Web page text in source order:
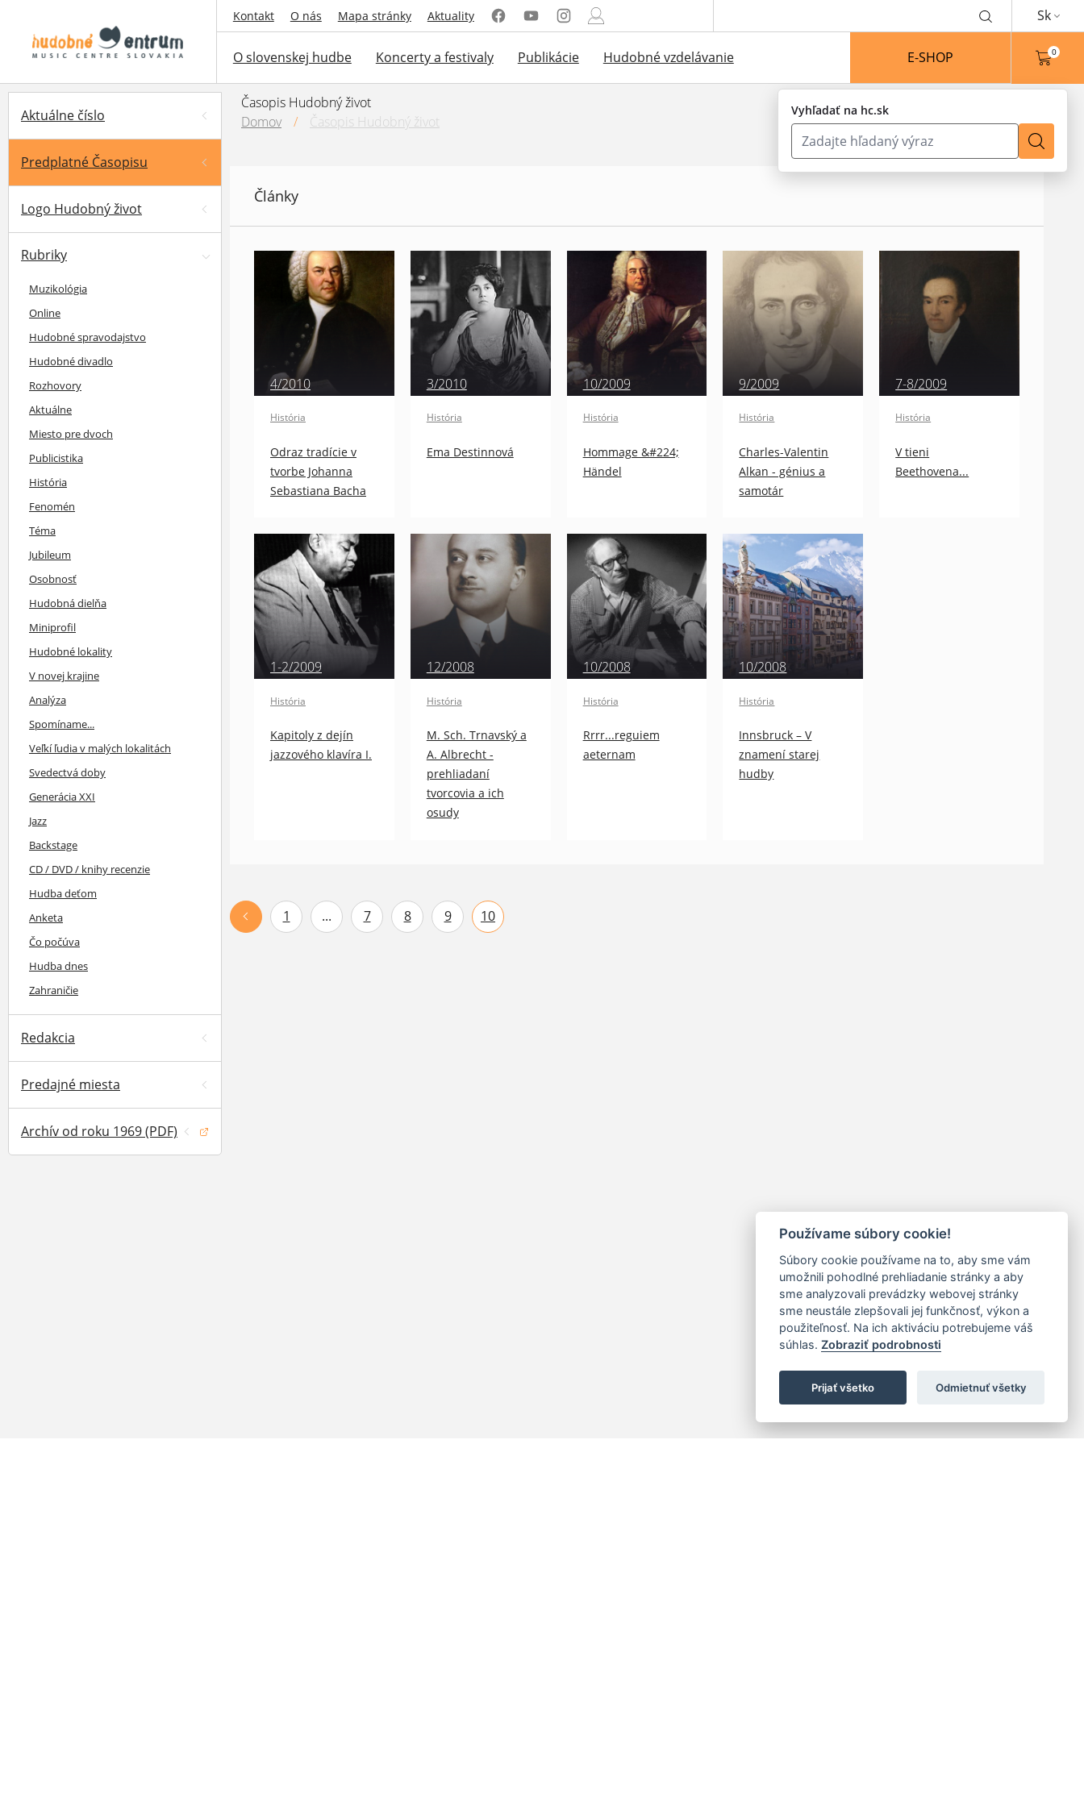
Kontakt O nás Mapa stránky Aktuality
Vyhľadať na hc.sk
Sk
O slovenskej hudbe Koncerty a festivaly Publikácie Hudobné vzdelávanie E-SHOP 0
Aktuálne číslo
Predplatné Časopisu
Logo Hudobný život
Rubriky
Muzikológia
Online
Hudobné spravodajstvo
Hudobné divadlo
Rozhovory
Aktuálne
Miesto pre dvoch
Publicistika
História
Fenomén
Téma
Jubileum
Osobnosť
Hudobná dielňa
Miniprofil
Hudobné lokality
V novej krajine
Analýza
Spomíname...
Veľkí ľudia v malých lokalitách
Svedectvá doby
Generácia XXI
Jazz
Backstage
CD / DVD / knihy recenzie
Hudba deťom
Anketa
Čo počúva
Hudba dnes
Zahraničie
Redakcia
Predajné miesta
Archív od roku 1969 (PDF)
(otvorí sa v novom okne)
Časopis Hudobný život
Domov
/ Časopis Hudobný život
Články
4/2010
História
Odraz tradície v
tvorbe Johanna
Sebastiana Bacha
3/2010
História
Ema Destinnová
10/2009
História
Hommage &#224;
Händel
9/2009
História
Charles-Valentin
Alkan - génius a
samotár
7-8/2009
História
V tieni
Beethovena...
1-2/2009
História
Kapitoly z dejín
jazzového klavíra I.
12/2008
História
M. Sch. Trnavský a
A. Albrecht -
prehliadaní
tvorcovia a ich
osudy
10/2008
História
Rrrr...reguiem
aeternam
10/2008
História
Innsbruck – V
znamení starej
hudby
1 ... 7 8 9 10
Používame súbory cookie!
Súbory cookie používame na to, aby sme vám
umožnili pohodlné prehliadanie stránky a aby
sme analyzovali prevádzky webovej stránky
sme neustále zlepšovali jej funkčnosť, výkon a
použiteľnosť. Na ich aktiváciu potrebujeme váš
súhlas. Zobraziť podrobnosti
Prijať všetko Odmietnuť všetky